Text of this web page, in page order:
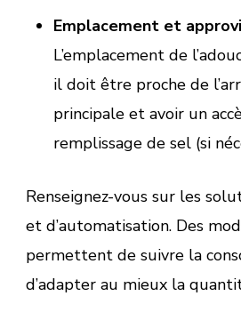
Emplacement et
L’emplacement de
il doit être proche de
principale et avoir un
remplissage de sel (si
Renseignez-vous sur les
et d’automatisation. Des
permettent de suivre la
d’adapter au mieux la